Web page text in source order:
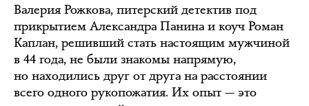
Валерия Рожкова, питерский детектив под
прикрытием Александра Панина и коуч Роман
Каплан, решивший стать настоящим мужчиной
в 44 года, не были знакомы напрямую,
но находились друг от друга на расстоянии
всего одного рукопожатия. Их опыт — это